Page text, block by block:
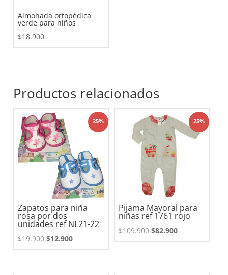
Almohada ortopédica
verde para niños
$18.900
Productos relacionados
35%
Zapatos para niña
rosa por dos
unidades ref NL21-22
$19.900 El
precio
$12.900El
precio
25%
Pijama Mayoral para
niñas ref 1761 rojo
$109.900 El
precio
$82.900El
precio